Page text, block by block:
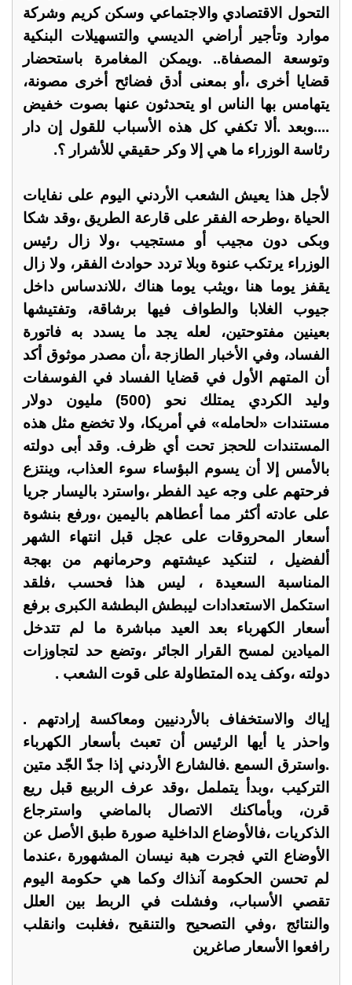
التحول الاقتصادي والاجتماعي وسكن كريم وشركة
موارد وتأجير أراضي الديسي والتسهيلات البنكية
وتوسعة المصفاة.. .ويمكن المغامرة باستحضار
قضايا أخرى ،أو بمعنى أدق فضائح أخرى مصونة،
يتهامس بها الناس او يتحدثون عنها بصوت خفيض
....وبعد .ألا تكفي كل هذه الأسباب للقول إن دار
رئاسة الوزراء ما هي إلا وكر حقيقي للأشرار ؟.
لأجل هذا يعيش الشعب الأردني اليوم على نفايات
الحياة ،وطرحه الفقر على قارعة الطريق ،وقد شكا
وبكى دون مجيب أو مستجيب ،ولا زال رئيس
الوزراء يرتكب عنوة وبلا تردد حوادث الفقر، ولا زال
يقفز يوما هنا ،ويثب يوما هناك ،للاندساس داخل
جيوب الغلابا والطواف فيها برشاقة، وتفتيشها
بعينين مفتوحتين، لعله يجد ما يسدد به فاتورة
الفساد، وفي الأخبار الطازجة ،أن مصدر موثوق أكد
أن المتهم الأول في قضايا الفساد في الفوسفات
وليد الكردي يمتلك نحو (500) مليون دولار
مستندات «لحامله» في أمريكا، ولا تخضع مثل هذه
المستندات للحجز تحت أي ظرف. وقد أبى دولته
بالأمس إلا أن يسوم البؤساء سوء العذاب، وينتزع
فرحتهم على وجه عيد الفطر ،واسترد باليسار جريا
على عادته أكثر مما أعطاهم باليمين ،ورفع بنشوة
أسعار المحروقات على عجل قبل انتهاء الشهر
ألفضيل ، لتنكيد عيشتهم وحرمانهم من بهجة
المناسبة السعيدة ، ليس هذا فحسب ،فلقد
استكمل الاستعدادات ليبطش البطشة الكبرى برفع
أسعار الكهرباء بعد العيد مباشرة ما لم تتدخل
الميادين لمسح القرار الجائر ،وتضع حد لتجاوزات
دولته ،وكف يده المتطاولة على قوت الشعب .
إياك والاستخفاف بالأردنيين ومعاكسة إرادتهم .
واحذر يا أيها الرئيس أن تعبث بأسعار الكهرباء
.واسترق السمع .فالشارع الأردني إذا جدّ الجّد متين
التركيب ،وبدأ يتململ ،وقد عرف الربيع قبل ريع
قرن، وبأماكنك الاتصال بالماضي واسترجاع
الذكريات ،فالأوضاع الداخلية صورة طبق الأصل عن
الأوضاع التي فجرت هبة نيسان المشهورة ،عندما
لم تحسن الحكومة آنذاك وكما هي حكومة اليوم
تقصي الأسباب، وفشلت في الربط بين العلل
والنتائج ،وفي التصحيح والتنقيح ،فغلبت وانقلب
رافعوا الأسعار صاغرين